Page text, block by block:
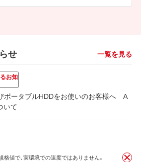
せ 一覧を見る
お知
びポータブルHDDをお使いのお客様へ A
いて
値で、実環境での速度ではありません。